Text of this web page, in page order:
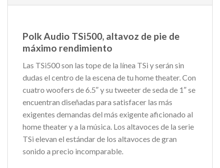
Polk Audio TSi500, altavoz de pie de
máximo rendimiento
Las TSi500 son las tope de la línea TSi y serán sin
dudas el centro de la escena de tu home theater. Con
cuatro woofers de 6.5″ y su tweeter de seda de 1″ se
encuentran diseñadas para satisfacer las más
exigentes demandas del más exigente aficionado al
home theater y a la música. Los altavoces de la serie
TSi elevan el estándar de los altavoces de gran
sonido a precio incomparable.